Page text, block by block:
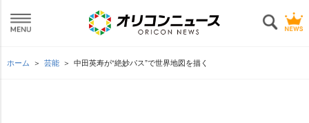
ホーム 芸能 中田英寿が“絶妙パス”で世界地図を描く